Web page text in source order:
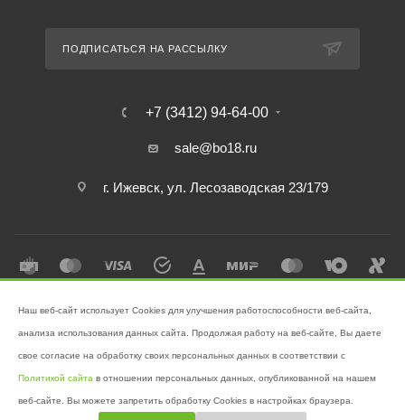
ПОДПИСАТЬСЯ НА РАССЫЛКУ
+7 (3412) 94-64-00
sale@bo18.ru
г. Ижевск, ул. Лесозаводская 23/179
поддержании чистоты!
Наш веб-сайт использует Cookies для улучшения работоспособности веб-сайта,
анализа использования данных сайта. Продолжая работу на веб-сайте, Вы даете
свое согласие на обработку своих персональных данных в соответствии с
Политикой сайта в отношении персональных данных, опубликованной на нашем
веб-сайте. Вы можете запретить обработку Cookies в настройках браузера.